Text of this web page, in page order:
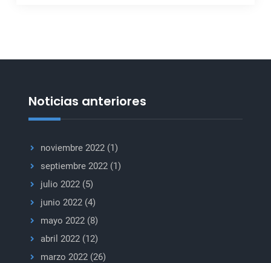
Noticias anteriores
noviembre 2022(1)
septiembre 2022(1)
julio 2022(5)
junio 2022(4)
mayo 2022(8)
abril 2022(12)
marzo 2022(26)